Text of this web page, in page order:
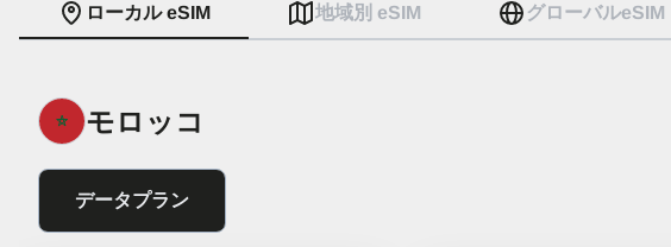
ローカル eSIM 地域別 eSIM グローバルeSIM
モロッコ
データプラン